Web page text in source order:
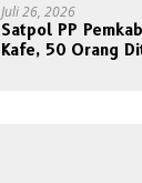
Juli 26, 2026
Satpol PP
Kafe, 50 Orang